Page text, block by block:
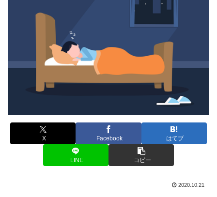
X Facebook はてブ
LINE コピー
2020.10.21